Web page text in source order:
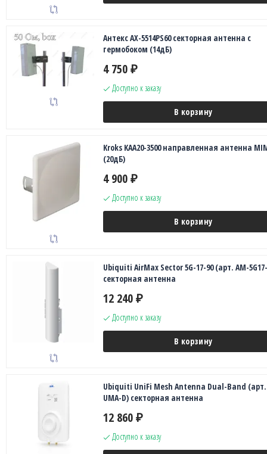
Антекс AX-5514PS60 секторная антенна с
гермобоком (14дБ)
4 750 ₽
Доступно к заказу
В корзину
Kroks KAA20-3500 направленная антенна
(20дБ)
4 900 ₽
Доступно к заказу
В корзину
Ubiquiti AirMax Sector 5G-17-90 (арт. AM-
секторная антенна
12 240 ₽
Доступно к заказу
В корзину
Ubiquiti UniFi Mesh Antenna Dual-Band (арт.
UMA-D) секторная антенна
12 860 ₽
Доступно к заказу